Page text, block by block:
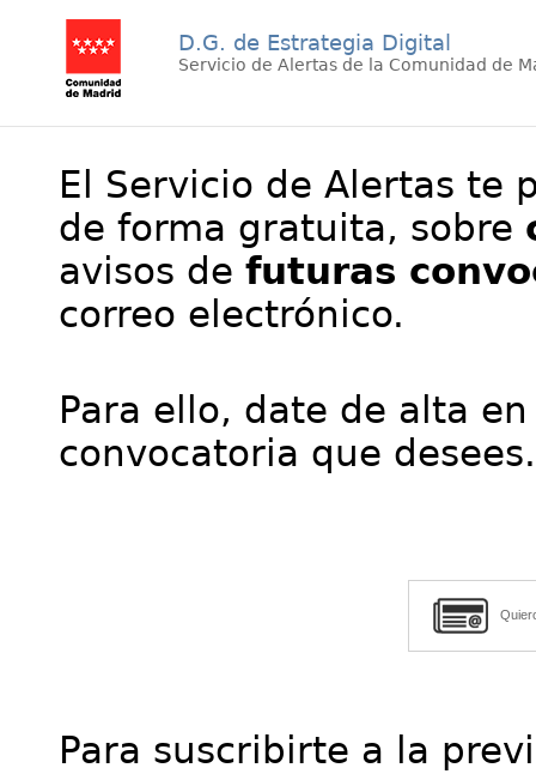
D.G. de Estrategia Digital
Servicio de Alertas de la Comunidad de
El Servicio de Alertas te
de forma gratuita, sobre
avisos de futuras
correo electrónico.
Para ello, date de alta
convocatoria que desees.
Para suscribirte a la